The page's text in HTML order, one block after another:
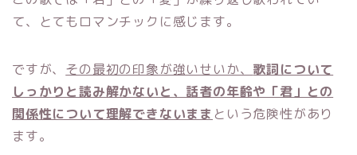
て、とてもロマンチックに感じます。
ですが、 その最初の印象が強いせいか、 歌詞について
しっかりと読み解かないと、話者の年齢や「君」との
関係性について理解できないまま という危険性があり
ます。